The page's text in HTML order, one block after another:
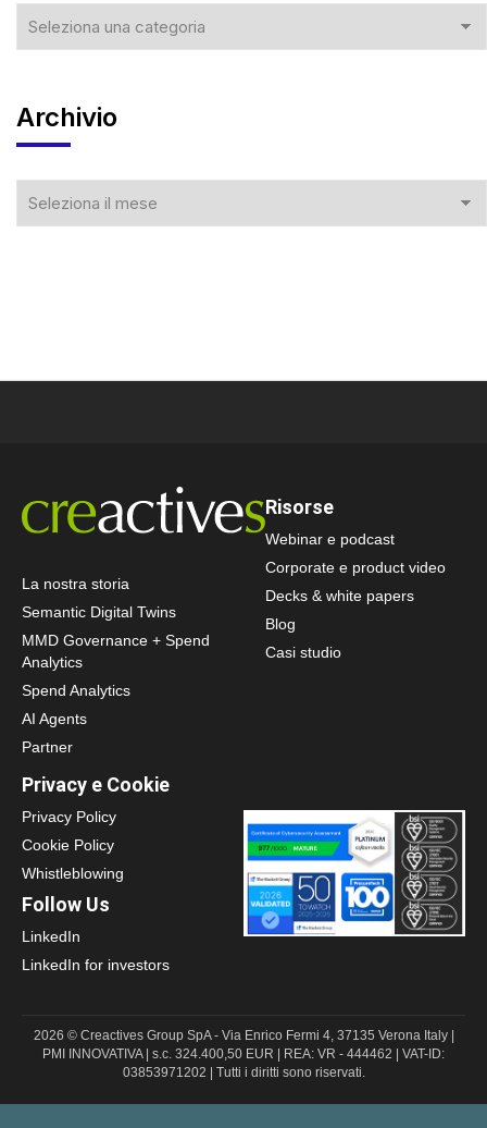
Archivio
La nostra storia
Semantic Digital Twins
MMD Governance + Spend
Analytics
Spend Analytics
AI Agents
Partner
Risorse
Webinar e podcast
Corporate e product video
Decks & white papers
Blog
Casi studio
Privacy e Cookie
Privacy Policy
Cookie Policy
Whistleblowing
Follow Us
LinkedIn
LinkedIn for investors
2026 © Creactives Group SpA - Via Enrico Fermi 4, 37135 Verona Italy |
PMI INNOVATIVA | s.c. 324.400,50 EUR | REA: VR - 444462 | VAT-ID:
03853971202 | Tutti i diritti sono riservati.